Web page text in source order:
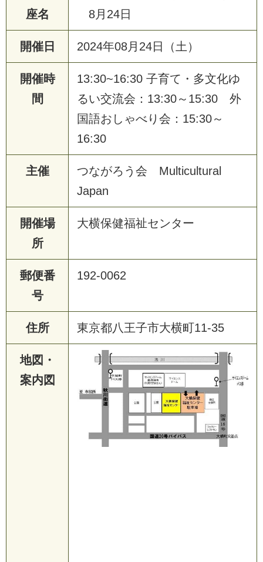
座名
8月24日
開催日 2024年08月24日（土）
開催時
間
13:30~16:30 子育て・多文化ゆ
るい交流会：13:30～15:30 外
国語おしゃべり会：15:30～
16:30
主催
つながろう会 Multicultural
Japan
開催場
所
大横保健福祉センター
郵便番
号
192-0062
住所 東京都八王子市大横町11-35
地図・
案内図